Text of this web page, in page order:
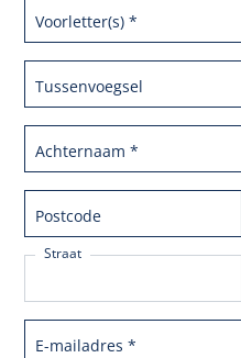
Voorletter(s) *
Tussenvoegsel
Achternaam *
Postcode
Straat
E-mailadres *